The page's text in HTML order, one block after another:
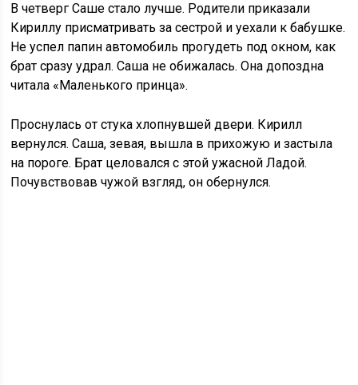
В четверг Саше стало лучше. Родители приказали
Кириллу присматривать за сестрой и уехали к бабушке.
Не успел папин автомобиль прогудеть под окном, как
брат сразу удрал. Саша не обижалась. Она допоздна
читала «Маленького принца».
Проснулась от стука хлопнувшей двери. Кирилл
вернулся. Саша, зевая, вышла в прихожую и застыла
на пороге. Брат целовался с этой ужасной Ладой.
Почувствовав чужой взгляд, он обернулся.